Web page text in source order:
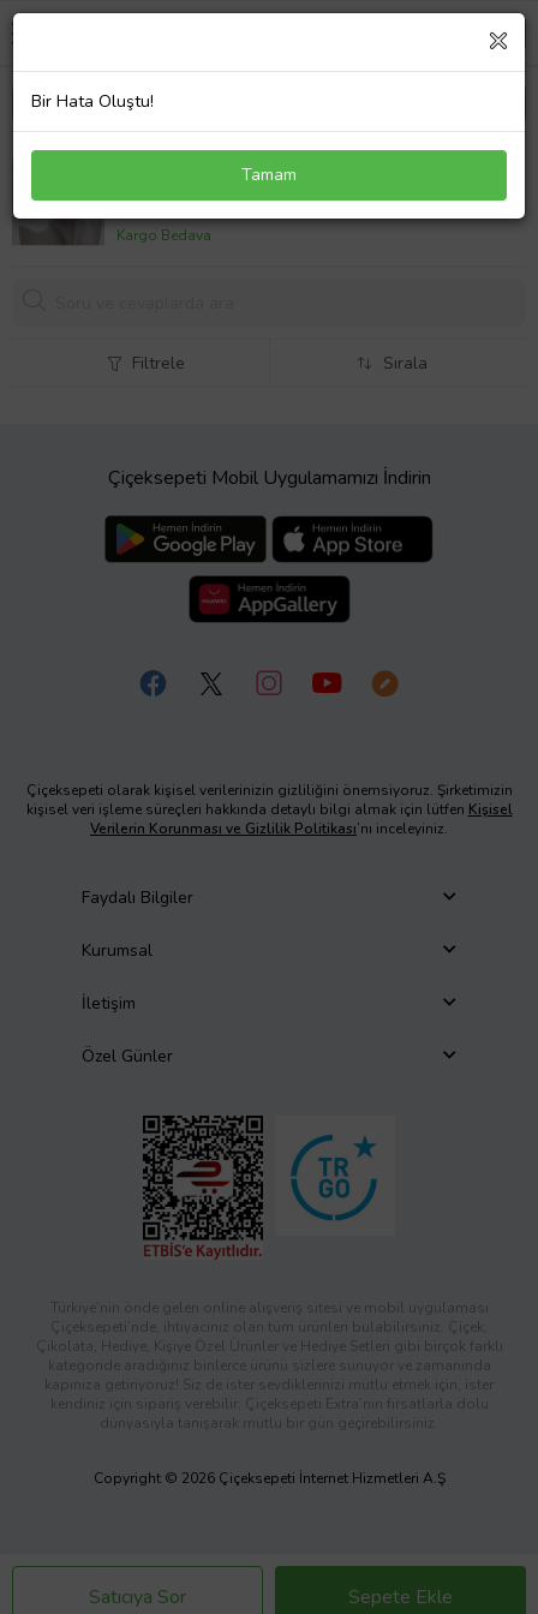
TAKISEN KADIN ÇELİK HALKA KÜPE
650,00 TL
Kargo Bedava
Satıcıya Sor Sepete Ekle
Filtrele Sırala
Çiçeksepeti Mobil Uygulamamızı İndirin
Çiçeksepeti olarak kişisel verilerinizin gizliliğini önemsiyoruz. Şirketimizin
kişisel veri işleme süreçleri hakkında detaylı bilgi almak için lütfen Kişisel
Verilerin Korunması ve Gizlilik Politikası’nı inceleyiniz.
Faydalı Bilgiler
Kurumsal
İletişim
Özel Günler
Türkiye’nin önde gelen online alışveriş sitesi ve mobil uygulaması
Çiçeksepeti’nde, ihtiyacınız olan tüm ürünleri bulabilirsiniz. Çiçek,
Çikolata, Hediye, Kişiye Özel Ürünler ve Hediye Setleri gibi birçok farklı
kategoride aradığınız binlerce ürünü sizlere sunuyor ve zamanında
kapınıza getiriyoruz! Siz de ister sevdiklerinizi mutlu etmek için, ister
kendiniz için sipariş verebilir; Çiçeksepeti Extra’nın fırsatlarla dolu
dünyasıyla tanışarak mutlu bir gün geçirebilirsiniz.
Copyright © 2026 Çiçeksepeti İnternet Hizmetleri A.Ş
Bir Hata Oluştu!
Tamam